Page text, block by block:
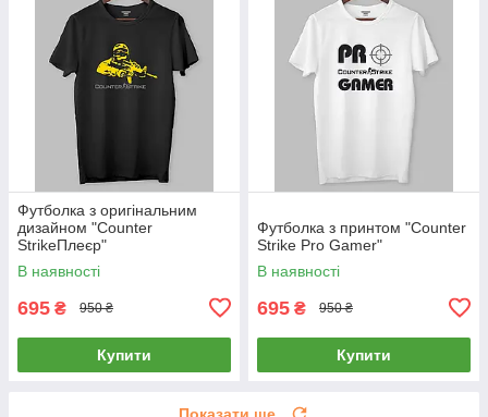
Футболка з оригінальним
дизайном "Counter
StrikeПлеєр"
В наявності
695 ₴ 950 ₴
Купити
Футболка з принтом "Counter
Strike Pro Gamer"
В наявності
695 ₴ 950 ₴
Купити